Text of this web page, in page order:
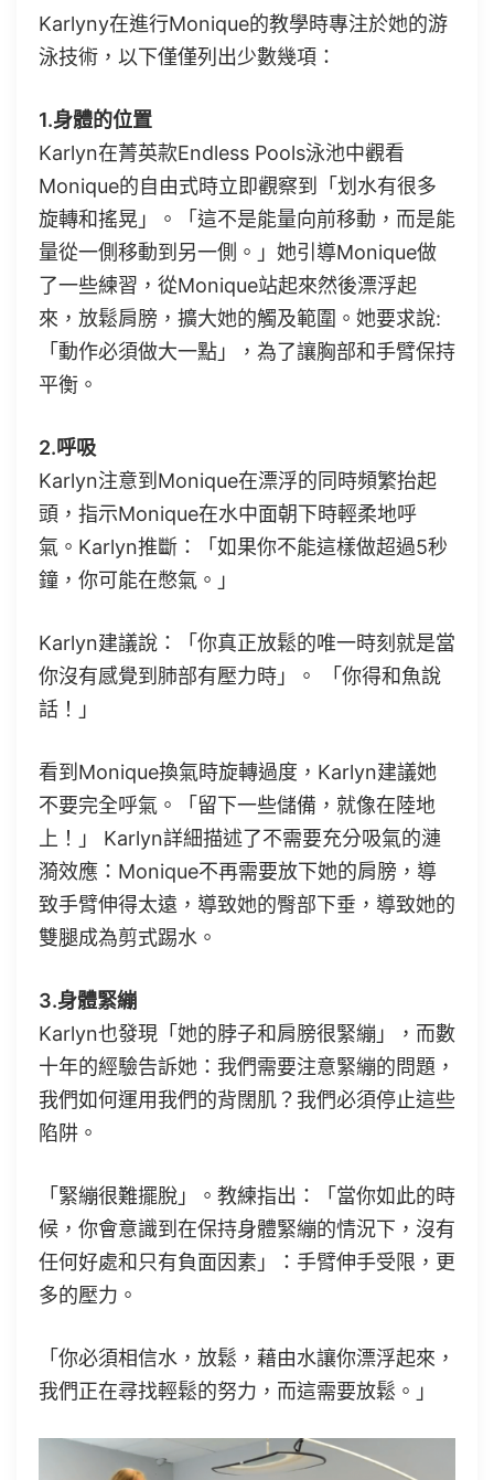
Karlyny在進行Monique的教學時專注於她的游
泳技術，以下僅僅列出少數幾項：
1.身體的位置
Karlyn在菁英款Endless Pools泳池中觀看
Monique的自由式時立即觀察到「划水有很多
旋轉和搖晃」。「這不是能量向前移動，而是能
量從一側移動到另一側。」她引導Monique做
了一些練習，從Monique站起來然後漂浮起
來，放鬆肩膀，擴大她的觸及範圍。她要求說:
「動作必須做大一點」，為了讓胸部和手臂保持
平衡。
2.呼吸
Karlyn注意到Monique在漂浮的同時頻繁抬起
頭，指示Monique在水中面朝下時輕柔地呼
氣。Karlyn推斷：「如果你不能這樣做超過5秒
鐘，你可能在憋氣。」
Karlyn建議說：「你真正放鬆的唯一時刻就是當
你沒有感覺到肺部有壓力時」。 「你得和魚說
話！」
看到Monique換氣時旋轉過度，Karlyn建議她
不要完全呼氣。「留下一些儲備，就像在陸地
上！」 Karlyn詳細描述了不需要充分吸氣的漣
漪效應：Monique不再需要放下她的肩膀，導
致手臂伸得太遠，導致她的臀部下垂，導致她的
雙腿成為剪式踢水。
3.身體緊繃
Karlyn也發現「她的脖子和肩膀很緊繃」，而數
十年的經驗告訴她：我們需要注意緊繃的問題，
我們如何運用我們的背闊肌？我們必須停止這些
陷阱。
「緊繃很難擺脫」。教練指出：「當你如此的時
候，你會意識到在保持身體緊繃的情況下，沒有
任何好處和只有負面因素」：手臂伸手受限，更
多的壓力。
「你必須相信水，放鬆，藉由水讓你漂浮起來，
我們正在尋找輕鬆的努力，而這需要放鬆。」